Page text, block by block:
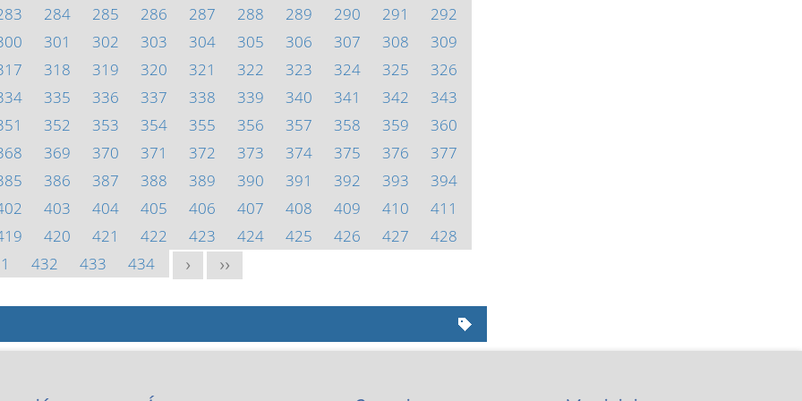
284 285 286 287 288 289 290 291
292
301 302 303 304 305 306 307 308
309
318 319 320 321 322 323 324 325
326
335 336 337 338 339 340 341 342
343
352 353 354 355 356 357 358 359
360
369 370 371 372 373 374 375 376
377
386 387 388 389 390 391 392 393
394
403 404 405 406 407 408 409 410
411
420 421 422 423 424 425 426 427
428
432 433 434 > >>